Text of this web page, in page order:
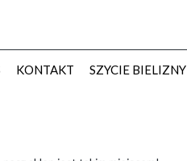
KONTAKT SZYCIE BIELIZNY